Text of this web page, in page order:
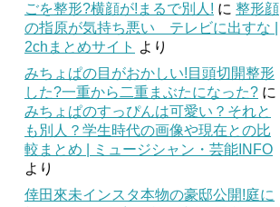
ごを整形?横顔が!まるで別人! に 整形顔
の指原が気持ち悪い テレビに出すな |
2chまとめサイト より
みちょぱの目がおかしい!目頭切開整形
した?一重から二重まぶたになった? に
みちょぱのすっぴんは可愛い？それと
も別人？学生時代の画像や現在との比
較まとめ | ミュージシャン・芸能INFO
より
倖田來未インスタ本物の豪邸公開!庭に